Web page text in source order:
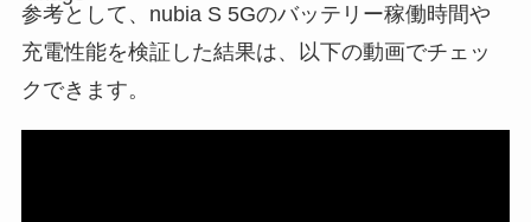
参考として、nubia S 5Gのバッテリー稼働時間や
充電性能を検証した結果は、以下の動画でチェッ
クできます。